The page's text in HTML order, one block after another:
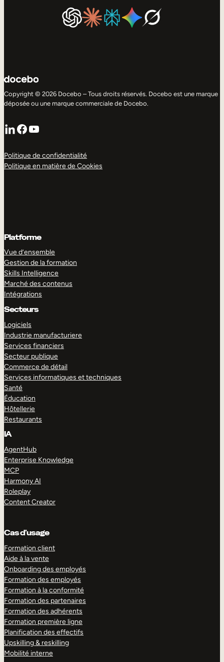
Copyright © 2026 Docebo – Tous droits réservés. Docebo est une marque
déposée ou une marque commerciale de Docebo.
LinkedIn
Facebook
YouTube
Politique de confidentialité
Politique en matière de Cookies
Platforme
Vue d’ensemble
Gestion de la formation
Skills Intelligence
Marché des contenus
Intégrations
Secteurs
Logiciels
Industrie manufacturiere
Services financiers
Secteur publique
Commerce de détail
Services informatiques et techniques
Santé
Éducation
Hôtellerie
Restaurants
IA
AgentHub
Enterprise Knowledge
MCP
Harmony AI
Roleplay
Content Creator
Cas d’usage
Formation client
Aide à la vente
Onboarding des employés
Formation des employés
Formation à la conformité
Formation des partenaires
Formation des adhérents
Formation première ligne
Planification des effectifs
Upskilling & reskilling
Mobilité interne